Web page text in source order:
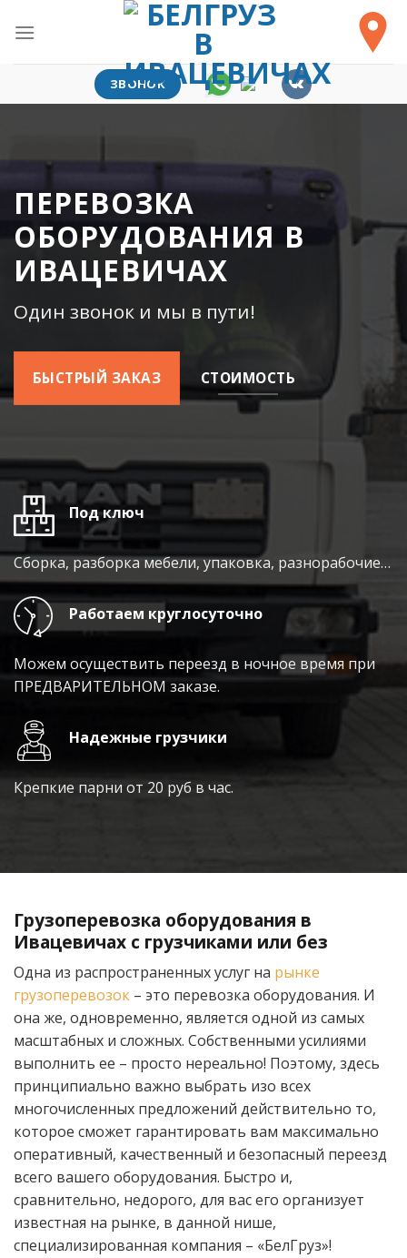
ЗВОНОК
ПЕРЕВОЗКА
ОБОРУДОВАНИЯ В
ИВАЦЕВИЧАХ
Один звонок и мы в пути!
БЫСТРЫЙ ЗАКАЗ СТОИМОСТЬ
Под ключ
Сборка, разборка мебели, упаковка, разнорабочие…
Работаем круглосуточно
Можем осуществить переезд в ночное время при
ПРЕДВАРИТЕЛЬНОМ заказе.
Надежные грузчики
Крепкие парни от 20 руб в час.
Грузоперевозка оборудования в
Ивацевичах с грузчиками или без
Одна из распространенных услуг на рынке
грузоперевозок – это перевозка оборудования. И
она же, одновременно, является одной из самых
масштабных и сложных. Собственными усилиями
выполнить ее – просто нереально! Поэтому, здесь
принципиально важно выбрать изо всех
многочисленных предложений действительно то,
которое сможет гарантировать вам максимально
оперативный, качественный и безопасный переезд
всего вашего оборудования. Быстро и,
сравнительно, недорого, для вас его организует
известная на рынке, в данной нише,
специализированная компания – «БелГруз»!